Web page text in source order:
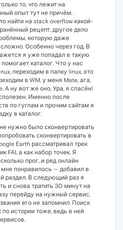
то, что лежит на
опыт тут не причём.
найти на stack overflow какой-
рецепт, другое дело
которую даже
Особенно через год. В
я уже попадал в такую
каталог. Что у нас
переходим в папку linux, это
в WM, у меня Mate, ага,
А ну вот же оно, Ура, я спасён!
Именно после
по гуглам и прочим сайтам я
в каталог.
нужно было сконвертировать
сконвертировать в
Earth рассматривал трек
FAI, а как набор точек. Я
прог, и ряд онлайн
мне понравилось — добавил в
раздел. В следующий раз я
и снова тратить 30 минут на
перейду на нужный сервис.
его не запомнил. Поиск
по истории тоже, ведь в ней